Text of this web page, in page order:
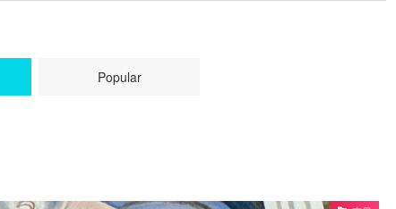
Popular